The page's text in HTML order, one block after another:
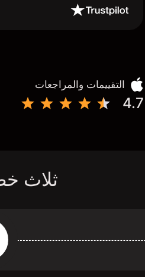
التقييمات والمراجعات
4.7
ثلاث